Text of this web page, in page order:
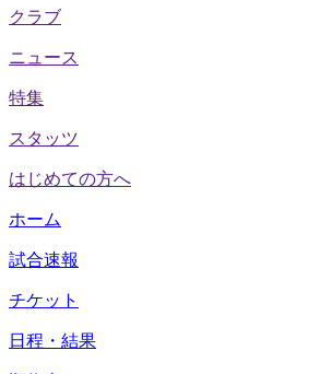
クラブ
ニュース
特集
スタッツ
はじめての方へ
ホーム
試合速報
チケット
日程・結果